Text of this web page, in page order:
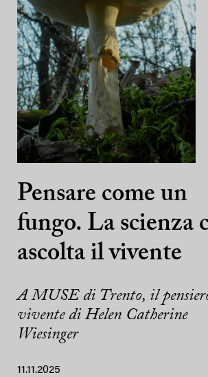
Pensare come un
fungo. La scienza
ascolta il vivente
A MUSE di Trento, il
vivente di Helen Catherine
Wiesinger
11.11.2025